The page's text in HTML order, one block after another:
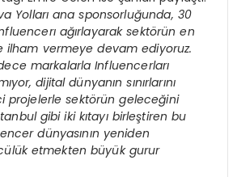
Yolları ana sponsorluğunda, 30
ı ağırlayarak sektörün en
ilham vermeye devam ediyoruz.
markalarla Influencerları
dijital dünyanın sınırlarını
projelerle sektörün geleceğini
gibi iki kıtayı birleştiren bu
dünyasının yeniden
etmekten büyük gurur